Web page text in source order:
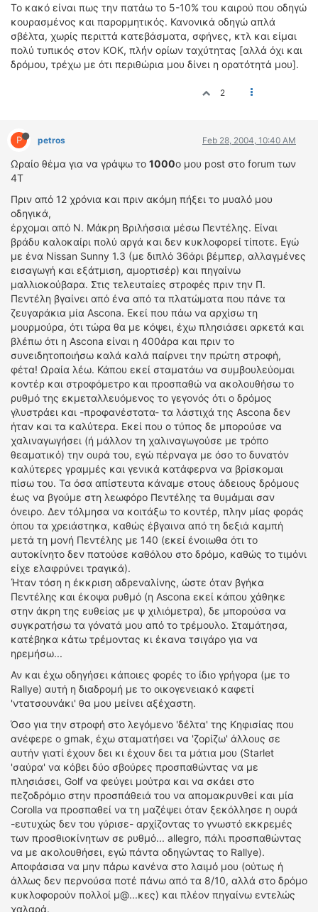
Το κακό είναι πως την πατάω το 5-10% του καιρού που οδηγώ
κουρασμένος και παρορμητικός. Κανονικά οδηγώ απλά
σβέλτα, χωρίς περιττά κατεβάσματα, σφήνες, κτλ και είμαι
πολύ τυπικός στον ΚΟΚ, πλήν ορίων ταχύτητας [αλλά όχι και
δρόμου, τρέχω με ότι περιθώρια μου δίνει η ορατότητά μου].
2
P petros Feb 28, 2004, 10:40 AM
Ωραίο θέμα για να γράψω το 1000ο μου post στο forum των
4Τ
Πριν από 12 χρόνια και πριν ακόμη πήξει το μυαλό μου
οδηγικά,
έρχομαι από Ν. Μάκρη Βριλήσσια μέσω Πεντέλης. Είναι
βράδυ καλοκαίρι πολύ αργά και δεν κυκλοφορεί τίποτε. Εγώ
με ένα Nissan Sunny 1.3 (με διπλό 36άρι βέμπερ, αλλαγμένες
εισαγωγή και εξάτμιση, αμορτισέρ) και πηγαίνω
μαλλιοκούβαρα. Στις τελευταίες στροφές πριν την Π.
Πεντέλη βγαίνει από ένα από τα πλατώματα που πάνε τα
ζευγαράκια μία Ascona. Εκεί που πάω να αρχίσω τη
μουρμούρα, ότι τώρα θα με κόψει, έχω πλησιάσει αρκετά και
βλέπω ότι η Ascona είναι η 400άρα και πριν το
συνειδητοποιήσω καλά καλά παίρνει την πρώτη στροφή,
φέτα! Ωραία λέω. Κάπου εκεί σταματάω να συμβουλεύομαι
κοντέρ και στροφόμετρο και προσπαθώ να ακολουθήσω το
ρυθμό της εκμεταλλευόμενος το γεγονός ότι ο δρόμος
γλυστράει και -προφανέστατα- τα λάστιχά της Ascona δεν
ήταν και τα καλύτερα. Εκεί που ο τύπος δε μπορούσε να
χαλιναγωγήσει (ή μάλλον τη χαλιναγωγούσε με τρόπο
θεαματικό) την ουρά του, εγώ πέρναγα με όσο το δυνατόν
καλύτερες γραμμές και γενικά κατάφερνα να βρίσκομαι
πίσω του. Τα όσα απίστευτα κάναμε στους άδειους δρόμους
έως να βγούμε στη λεωφόρο Πεντέλης τα θυμάμαι σαν
όνειρο. Δεν τόλμησα να κοιτάξω το κοντέρ, πλην μίας φοράς
όπου τα χρειάστηκα, καθώς έβγαινα από τη δεξιά καμπή
μετά τη μονή Πεντέλης με 140 (εκεί ένοιωθα ότι το
αυτοκίνητο δεν πατούσε καθόλου στο δρόμο, καθώς το τιμόνι
είχε ελαφρύνει τραγικά).
Ήταν τόση η έκκριση αδρεναλίνης, ώστε όταν βγήκα
Πεντέλης και έκοψα ρυθμό (η Ascona εκεί κάπου χάθηκε
στην άκρη της ευθείας με ψ χιλιόμετρα), δε μπορούσα να
συγκρατήσω τα γόνατά μου από το τρέμουλο. Σταμάτησα,
κατέβηκα κάτω τρέμοντας κι έκανα τσιγάρο για να
ηρεμήσω...
Αν και έχω οδηγήσει κάποιες φορές το ίδιο γρήγορα (με το
Rallye) αυτή η διαδρομή με το οικογενειακό καφετί
'ντατσουνάκι' θα μου μείνει αξέχαστη.
Όσο για την στροφή στο λεγόμενο 'δέλτα' της Κηφισίας που
ανέφερε ο gmak, έχω σταματήσει να 'ζορίζω' άλλους σε
αυτήν γιατί έχουν δει κι έχουν δει τα μάτια μου (Starlet
'σαύρα' να κόβει δύο σβούρες προσπαθώντας να με
πλησιάσει, Golf να φεύγει μούτρα και να σκάει στο
πεζοδρόμιο στην προσπάθειά του να απομακρυνθεί και μία
Corolla να προσπαθεί να τη μαζέψει όταν ξεκόλλησε η ουρά
-ευτυχώς δεν του γύρισε- αρχίζοντας το γνωστό εκκρεμές
των προσθιοκίνητων σε ρυθμό... allegro, πάλι προσπαθώντας
να με ακολουθήσει, εγώ πάντα οδηγώντας το Rallye).
Αποφάσισα να μην πάρω κανένα στο λαιμό μου (ούτως ή
άλλως δεν περνούσα ποτέ πάνω από τα 8/10, αλλά στο δρόμο
κυκλοφορούν πολλοί μ@...κες) και πλέον πηγαίνω εντελώς
χαλαρά.